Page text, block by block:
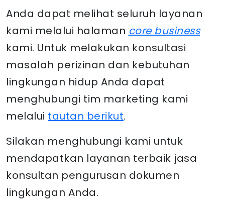
Anda dapat melihat seluruh layanan
kami melalui halaman core business
kami. Untuk melakukan konsultasi
masalah perizinan dan kebutuhan
lingkungan hidup Anda dapat
menghubungi tim marketing kami
melalui tautan berikut.
Silakan menghubungi kami untuk
mendapatkan layanan terbaik jasa
konsultan pengurusan dokumen
lingkungan Anda.